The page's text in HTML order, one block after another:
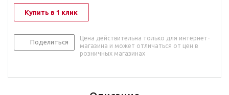
Купить в 1 клик
Поделиться
Цена действительна только для интернет-
магазина и может отличаться от цен в
розничных магазинах